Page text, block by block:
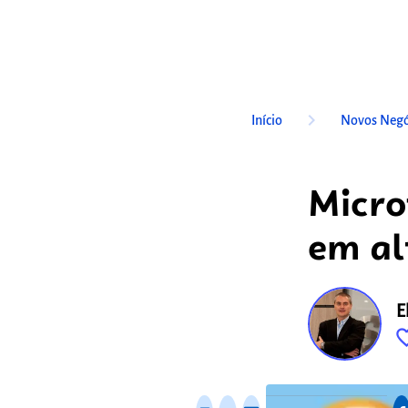
Início keyboard_arrow_right Novos
em
fixo